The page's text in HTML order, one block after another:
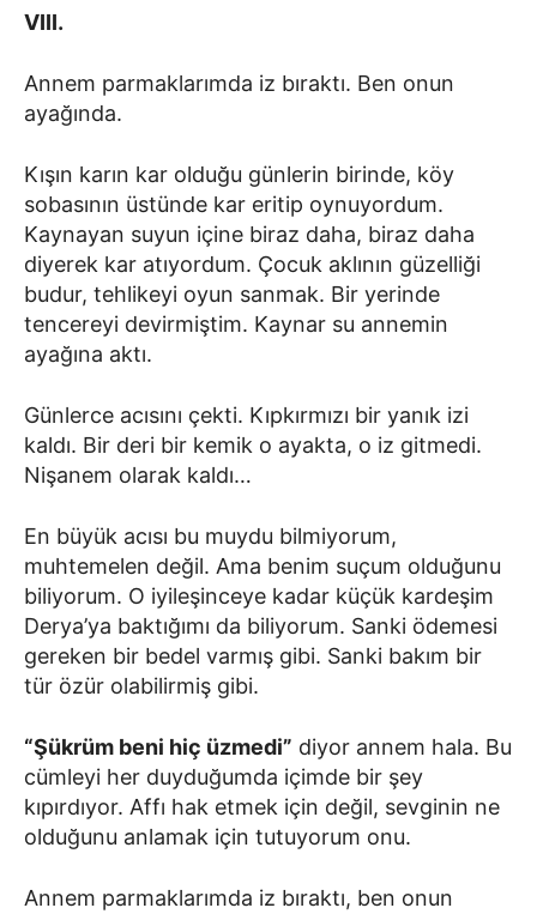
VIII.
Annem parmaklarımda iz bıraktı. Ben onun
ayağında.
Kışın karın kar olduğu günlerin birinde, köy
sobasının üstünde kar eritip oynuyordum.
Kaynayan suyun içine biraz daha, biraz daha
diyerek kar atıyordum. Çocuk aklının güzelliği
budur, tehlikeyi oyun sanmak. Bir yerinde
tencereyi devirmiştim. Kaynar su annemin
ayağına aktı.
Günlerce acısını çekti. Kıpkırmızı bir yanık izi
kaldı. Bir deri bir kemik o ayakta, o iz gitmedi.
Nişanem olarak kaldı…
En büyük acısı bu muydu bilmiyorum,
muhtemelen değil. Ama benim suçum olduğunu
biliyorum. O iyileşinceye kadar küçük kardeşim
Derya’ya baktığımı da biliyorum. Sanki ödemesi
gereken bir bedel varmış gibi. Sanki bakım bir
tür özür olabilirmiş gibi.
“Şükrüm beni hiç üzmedi” diyor annem hala. Bu
cümleyi her duyduğumda içimde bir şey
kıpırdıyor. Affı hak etmek için değil, sevginin ne
olduğunu anlamak için tutuyorum onu.
Annem parmaklarımda iz bıraktı, ben onun